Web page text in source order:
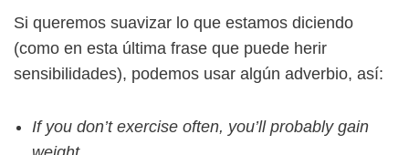
Si queremos suavizar lo que estamos diciendo
(como en esta última frase que puede herir
sensibilidades), podemos usar algún adverbio, así:
If you don’t exercise often, you’ll probably gain